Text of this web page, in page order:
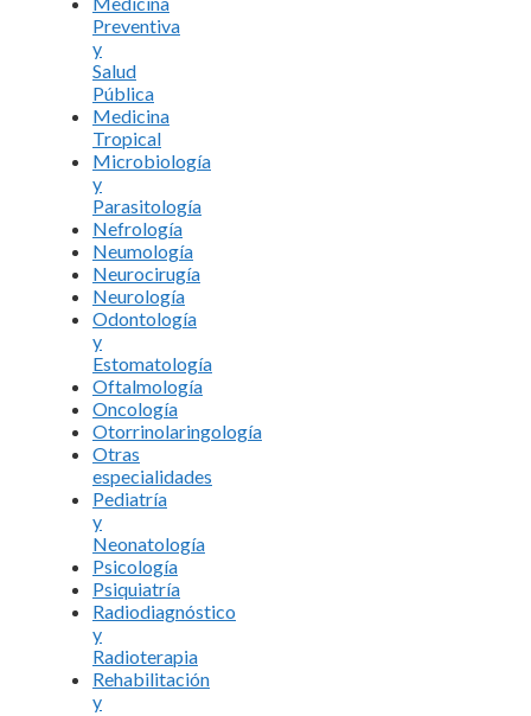
Preventiva
y
Salud
Pública
Medicina
Tropical
Microbiología
y
Parasitología
Nefrología
Neumología
Neurocirugía
Neurología
Odontología
y
Estomatología
Oftalmología
Oncología
Otorrinolaringología
Otras
especialidades
Pediatría
y
Neonatología
Psicología
Psiquiatría
Radiodiagnóstico
y
Radioterapia
Rehabilitación
y